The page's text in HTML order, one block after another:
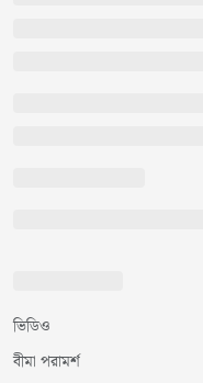
ভিডিও
বীমা পরামর্শ